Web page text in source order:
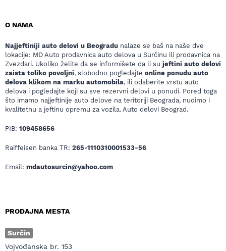
O NAMA
Najjeftiniji auto delovi u Beogradu nalaze se baš na naše dve
lokacije: MD Auto prodavnica auto delova u Surčinu ili prodavnica na
Zvezdari. Ukoliko želite da se informišete da li su jeftini auto delovi
zaista toliko povoljni, slobodno pogledajte online ponudu auto
delova klikom na marku automobila, ili odaberite vrstu auto
delova i pogledajte koji su sve rezervni delovi u ponudi. Pored toga
što imamo najjeftinije auto delove na teritoriji Beograda, nudimo i
kvalitetnu a jeftinu opremu za vozila. Auto delovi Beograd.
PIB: 109458656
Raiffeisen banka TR: 265-1110310001533-56
Email: mdautosurcin@yahoo.com
PRODAJNA MESTA
Surčin
Vojvođanska br. 153